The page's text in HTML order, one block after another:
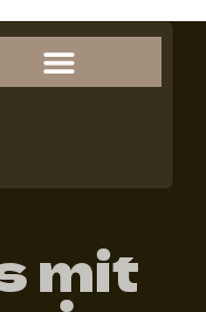
mit